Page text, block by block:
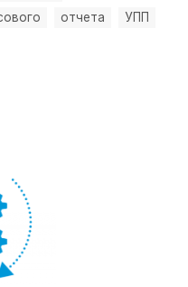
отчета
УПП